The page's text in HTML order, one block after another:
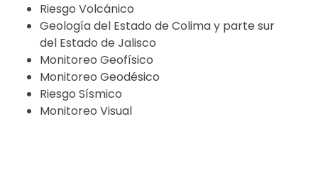
Riesgo Volcánico
Geología del Estado de Colima y parte sur
del Estado de Jalisco
Monitoreo Geofísico
Monitoreo Geodésico
Riesgo Sísmico
Monitoreo Visual